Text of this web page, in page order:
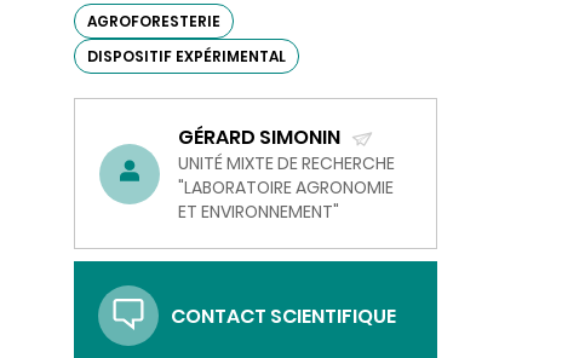
en
La
Bouzule
AGROFORESTERIE
DISPOSITIF EXPÉRIMENTAL
GÉRARD SIMONIN
(ENVOYER
UN
COURRIEL)
UNITÉ MIXTE DE RECHERCHE
"LABORATOIRE AGRONOMIE
ET ENVIRONNEMENT"
CONTACT SCIENTIFIQUE